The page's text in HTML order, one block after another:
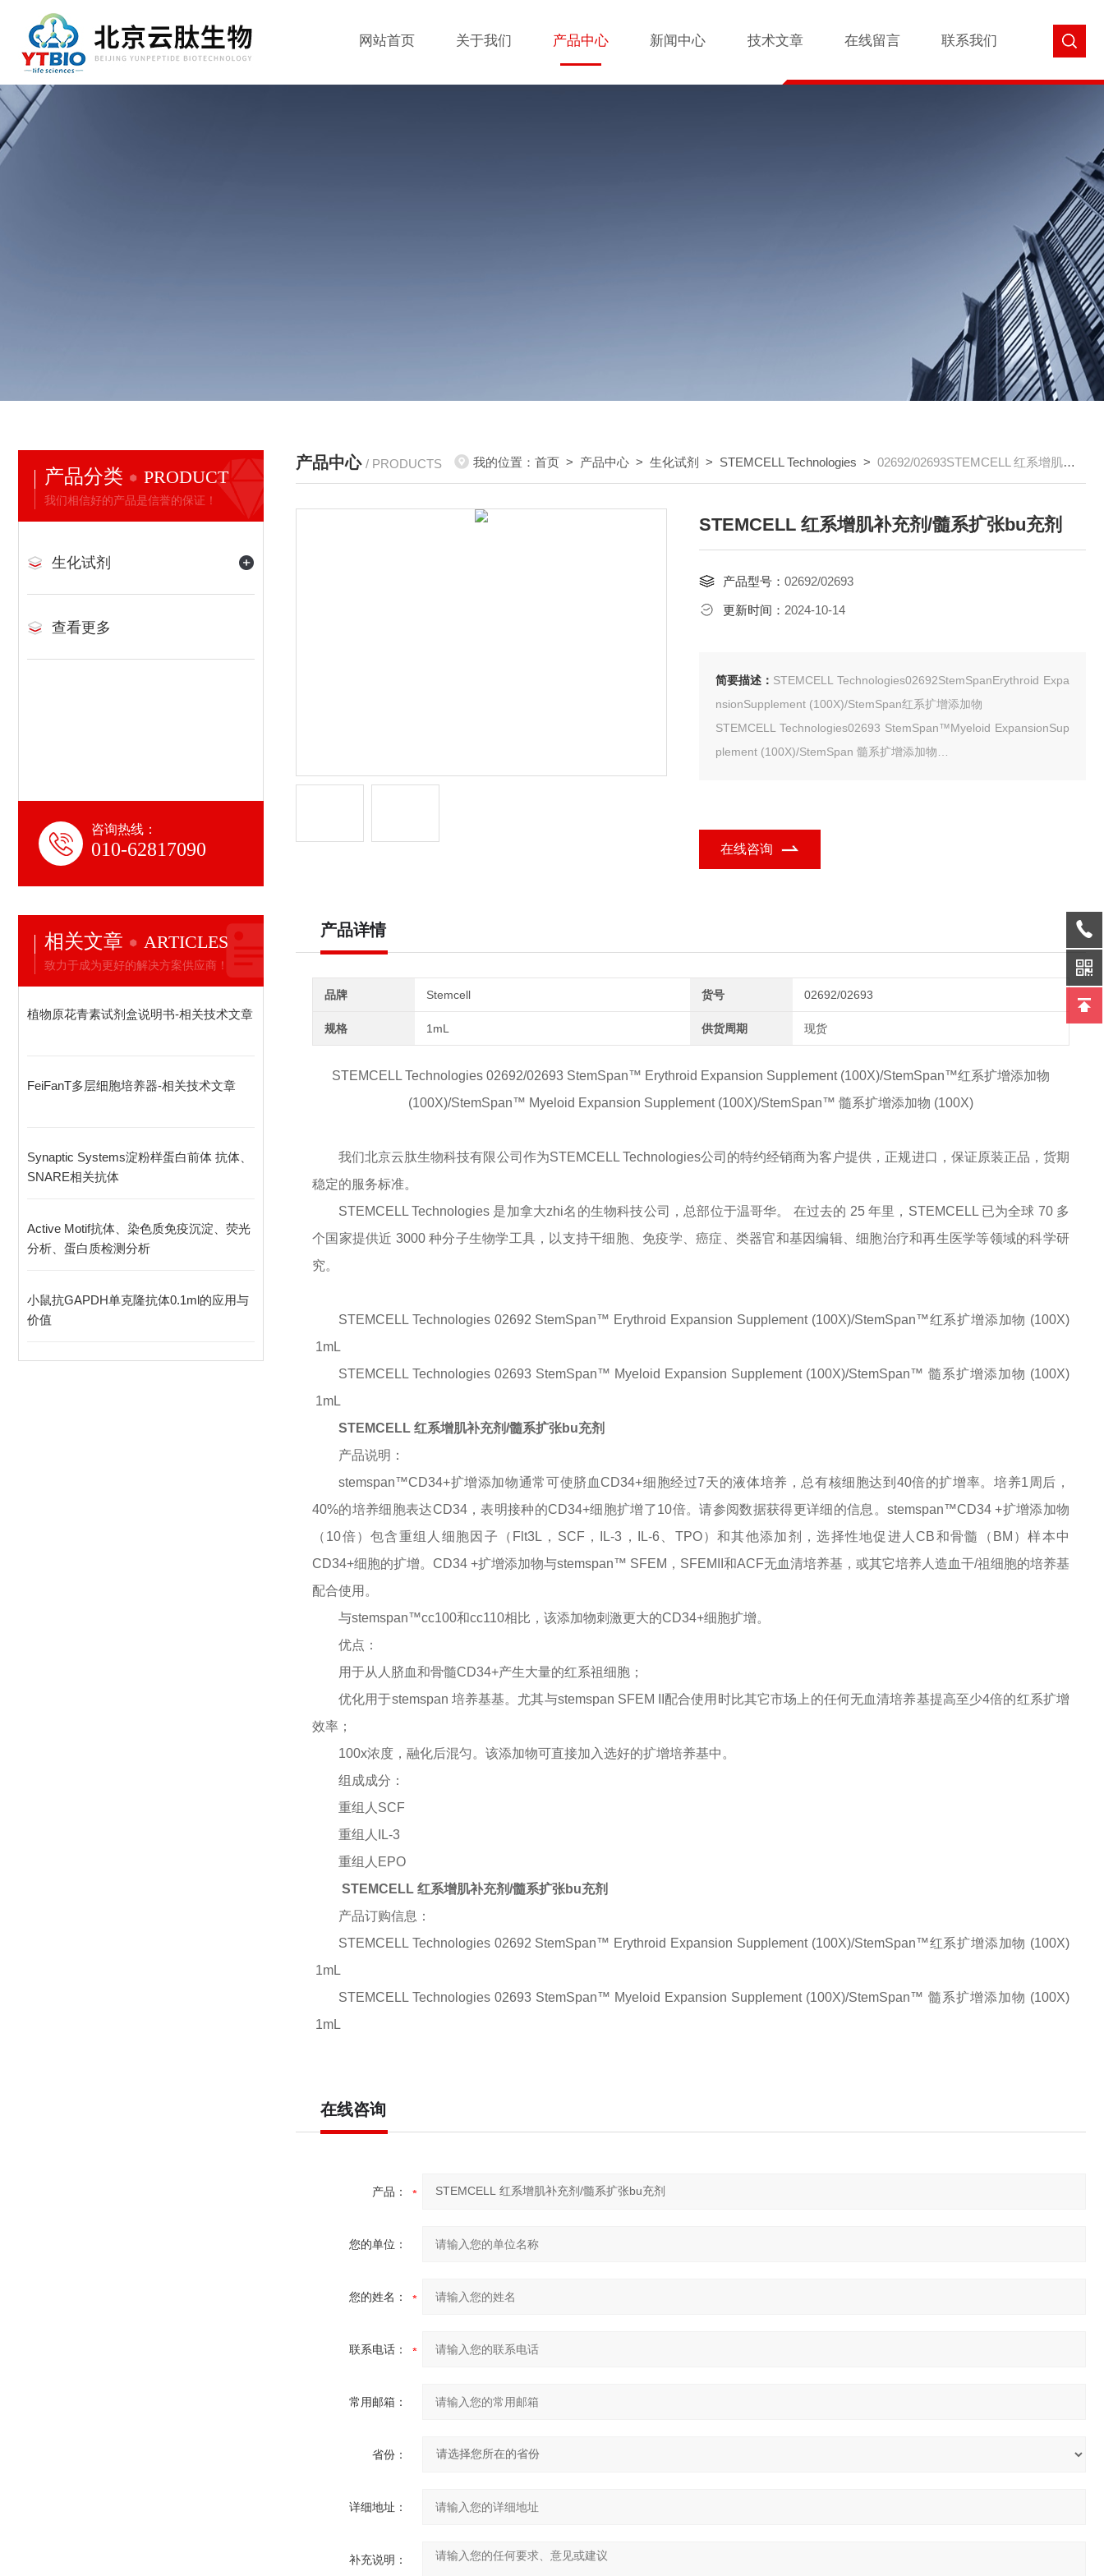
网站首页 关于我们 产品中心 新闻中心 技术文章 在线留言 联系我们
产品分类 PRODUCT
我们相信好的产品是信誉的保证！
生化试剂
查看更多
咨询热线：
010-62817090
相关文章 ARTICLES
致力于成为更好的解决方案供应商！
植物原花青素试剂盒说明书-相关技术文章
FeiFanT多层细胞培养器-相关技术文章
Synaptic Systems淀粉样蛋白前体 抗体、
SNARE相关抗体
Active Motif抗体、染色质免疫沉淀、荧光
分析、蛋白质检测分析
小鼠抗GAPDH单克隆抗体0.1ml的应用与
价值
产品中心 / PRODUCTS 我的位置：首页 > 产品中心 >生化试剂 > STEMCELL Technologies >02692/02693STEMCELL 红系增肌补充剂/髓系扩张bu充剂
STEMCELL 红系增肌补充剂/髓系扩张bu充剂
产品型号： 02692/02693
更新时间： 2024-10-14
简要描述： STEMCELL Technologies02692StemSpanErythroid Expa
nsionSupplement (100X)/StemSpan红系扩增添加物
STEMCELL Technologies02693 StemSpan™Myeloid ExpansionSup
plement (100X)/StemSpan 髓系扩增添加物
在线咨询
产品详情
品牌 Stemcell 货号 02692/02693
规格 1mL 供货周期 现货
STEMCELL Technologies 02692/02693 StemSpan™ Erythroid Expansion Supplement (100X)/StemSpan™红系扩增添加物
(100X)/StemSpan™ Myeloid Expansion Supplement (100X)/StemSpan™ 髓系扩增添加物 (100X)
我们北京云肽生物科技有限公司作为STEMCELL Technologies公司的特约经销商为客户提供，正规进口，保证原装正品，货期
稳定的服务标准。
STEMCELL Technologies 是加拿大zhi名的生物科技公司，总部位于温哥华。 在过去的 25 年里，STEMCELL 已为全球 70 多
个国家提供近 3000 种分子生物学工具，以支持干细胞、免疫学、癌症、类器官和基因编辑、细胞治疗和再生医学等领域的科学研
究。
STEMCELL Technologies 02692 StemSpan™ Erythroid Expansion Supplement (100X)/StemSpan™红系扩增添加物 (100X)
1mL
STEMCELL Technologies02693 StemSpan™ Myeloid Expansion Supplement (100X)/StemSpan™ 髓系扩增添加物 (100X)
1mL
STEMCELL 红系增肌补充剂/髓系扩张bu充剂
产品说明 ：
stemspan™CD34+扩增添加物通常可使脐血CD34+细胞经过7天的液体培养，总有核细胞达到40倍的扩增率。培养1周后，
40%的培养细胞表达CD34，表明接种的CD34+细胞扩增了10倍。请参阅数据获得更详细的信息。stemspan™CD34 +扩增添加物
（10倍）包含重组人细胞因子（Flt3L，SCF，IL-3，IL-6、TPO）和其他添加剂，选择性地促进人CB和骨髓（BM）样本中
CD34+细胞的扩增。CD34 +扩增添加物与stemspan™ SFEM，SFEMII和ACF无血清培养基，或其它培养人造血干/祖细胞的培养基
配合使用。
与stemspan™cc100和cc110相比，该添加物刺激更大的CD34+细胞扩增。
优点：
用于从人脐血和骨髓CD34+产生大量的红系祖细胞；
优化用于stemspan 培养基基。尤其与stemspan SFEM II配合使用时比其它市场上的任何无血清培养基提高至少4倍的红系扩增
效率；
100x浓度，融化后混匀。该添加物可直接加入选好的扩增培养基中。
组成成分：
重组人 SCF
重组人
IL-3
重组人 EPO
STEMCELL 红系增肌补充剂/髓系扩张bu充剂
产品订购信息：
STEMCELL Technologies 02692 StemSpan™ Erythroid Expansion Supplement (100X)/StemSpan™红系扩增添加物 (100X)
1mL
STEMCELL Technologies02693 StemSpan™ Myeloid Expansion Supplement (100X)/StemSpan™ 髓系扩增添加物 (100X)
1mL
在线咨询
产品：
您的单位：
您的姓名：
联系电话：
常用邮箱：
省份：
详细地址：
补充说明：